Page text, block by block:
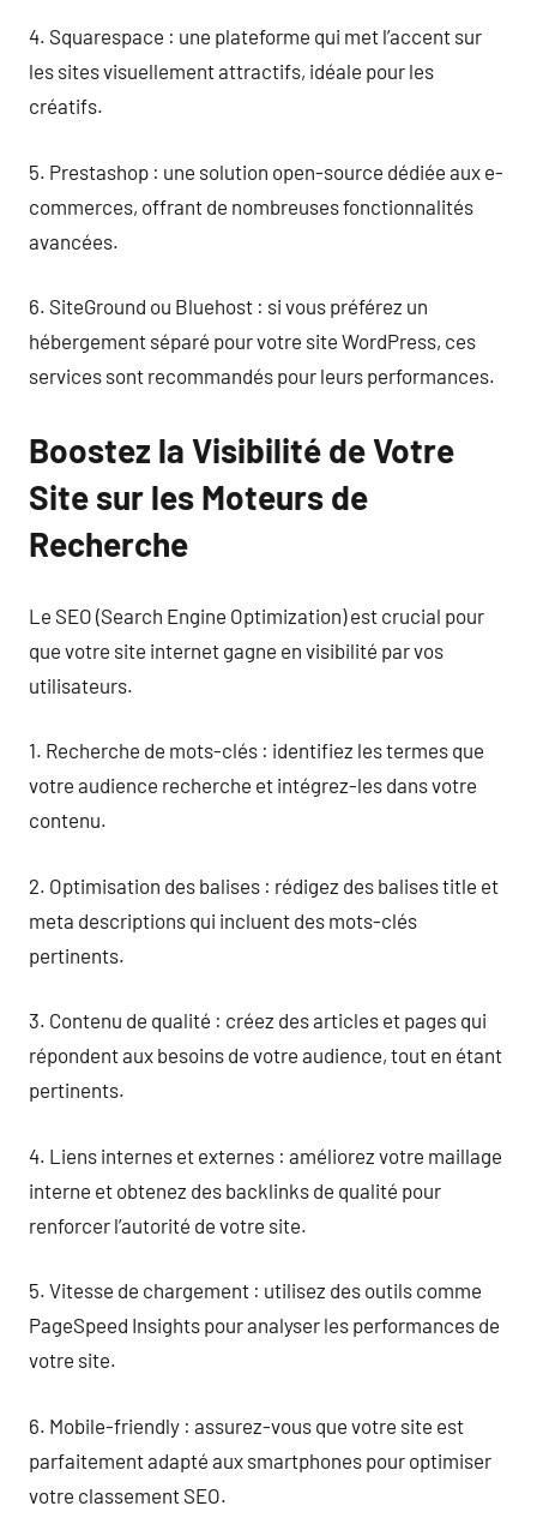
4. Squarespace : une plateforme qui met l’accent sur
les sites visuellement attractifs, idéale pour les
créatifs.
5. Prestashop : une solution open-source dédiée aux e-
commerces, offrant de nombreuses fonctionnalités
avancées.
6. SiteGround ou Bluehost : si vous préférez un
hébergement séparé pour votre site WordPress, ces
services sont recommandés pour leurs performances.
Boostez la Visibilité de Votre
Site sur les Moteurs de
Recherche
Le SEO (Search Engine Optimization) est crucial pour
que votre site internet gagne en visibilité par vos
utilisateurs.
1. Recherche de mots-clés : identifiez les termes que
votre audience recherche et intégrez-les dans votre
contenu.
2. Optimisation des balises : rédigez des balises title et
meta descriptions qui incluent des mots-clés
pertinents.
3. Contenu de qualité : créez des articles et pages qui
répondent aux besoins de votre audience, tout en étant
pertinents.
4. Liens internes et externes : améliorez votre maillage
interne et obtenez des backlinks de qualité pour
renforcer l’autorité de votre site.
5. Vitesse de chargement : utilisez des outils comme
PageSpeed Insights pour analyser les performances de
votre site.
6. Mobile-friendly : assurez-vous que votre site est
parfaitement adapté aux smartphones pour optimiser
votre classement SEO.